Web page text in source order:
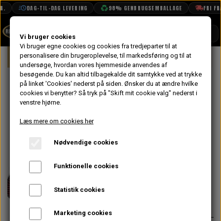
DAG-TIL-DAG LEVERING 98% GENBRUGSEMBALLAGE FRI
BOOK TID
PROJEKTER
TEKNISK DATA
VANDPOLERING
Forside Mini Indsugning & Brændstofsystem
På lager
Konisk Luft
HIF6/HIF44
(K&N Look
alike)
264,00 kr.
Vi bruger cookies
Vi bruger egne cookies og cookies fra tredjeparter til at
personalisere din brugeroplevelse, til markedsføring og til at
undersøge, hvordan vores hjemmeside anvendes af
besøgende. Du kan altid tilbagekalde dit samtykke ved at trykke
på linket 'Cookies' nederst på siden. Ønsker du at ændre hvilke
cookies vi benytter? Så tryk på "Skift mit cookie valg" nederst i
venstre hjørne.
Læs mere om cookies her
Nødvendige cookies
Funktionelle cookies
Statistik cookies
Marketing cookies